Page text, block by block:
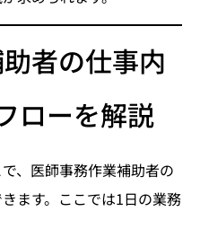
者の仕事内
ローを解説
、医師事務作業補助者の
ます。ここでは1日の業務